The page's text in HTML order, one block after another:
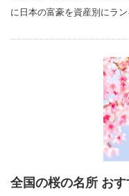
に日本の富豪を資産別にラ
全国の桜の名所 お